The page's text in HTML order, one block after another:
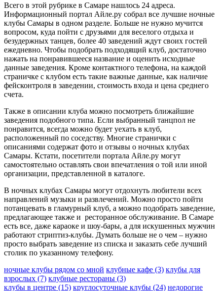
Всего в этой рубрике в Самаре нашлось 24 адреса.
Информационный портал Айле.ру собрал все лучшие ночные
клубы Самары в одном разделе. Больше не нужно мучится
вопросом, куда пойти с друзьями для веселого отдыха и
безудержных танцев, более 40 заведений ждут своих гостей
ежедневно. Чтобы подобрать подходящий клуб, достаточно
нажать на понравившееся название и оценить исходные
данные заведения. Кроме контактного телефона, на каждой
страничке с клубом есть такие важные данные, как наличие
фейсконтроля в заведении, стоимость входа и цена среднего
счета.
Также в описании клуба можно посмотреть ближайшие
заведения подобного типа. Если выбранный танцпол не
понравится, всегда можно будет уехать в клуб,
расположенный по соседству. Многие странички с
описаниями содержат фото и отзывы о ночных клубах
Самары. Кстати, посетители портала Айле.ру могут
самостоятельно оставлять свои впечатления о той или иной
организации, представленной в каталоге.
В ночных клубах Самары могут отдохнуть любители всех
направлений музыки и развлечений. Можно просто пойти
потанцевать в гламурный клуб, а можно подобрать заведение,
предлагающее также и ресторанное обслуживание. В Самаре
есть все, даже караоке и шоу-бары, а для искушенных мужчин
работают стриптиз-клубы. Думать больше не о чем – нужно
просто выбрать заведение из списка и заказать себе лучший
столик по указанному телефону.
ночные клубы рядом со мной клубные кафе (3) клубы для
взрослых (7) клубные рестораны (3)
клубы в центре (15) круглосуточные клубы (24) недорогие